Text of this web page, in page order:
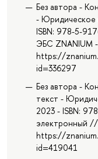
Без автора -
- Юридическое
ISBN: 978-5-
ЭБС ZNANIUM -
https://
id=336297
Без автора -
текст -
2023 - ISBN:
электронный
https://
id=419041